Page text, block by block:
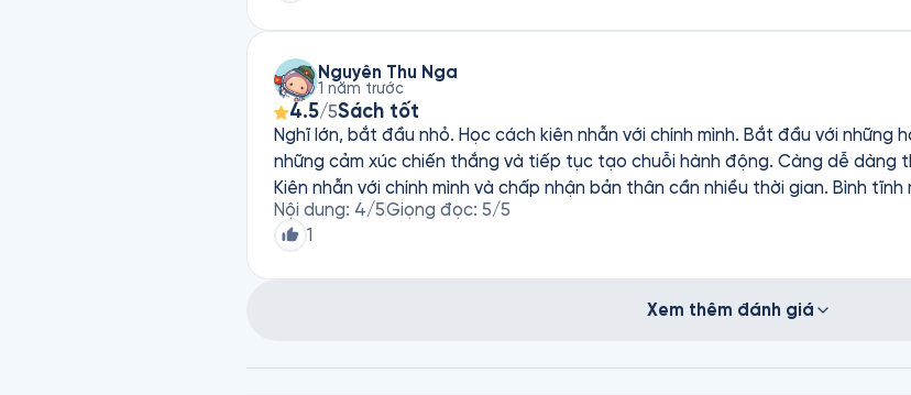
Nguyễn Thu Nga
1 năm trước
4.5/5Sách tốt
Nghĩ lớn, bắt đầu nhỏ. Học cách kiên nhẫn với chính mình. Bắt đầu với những
những cảm xúc chiến thắng và tiếp tục tạo chuỗi hành động. Càng dễ dàng
Kiên nhẫn với chính mình và chấp nhận bản thân cần nhiều thời gian. Bình tĩnh
Nội dung: 4/5Giọng đọc: 5/5
1
Xem thêm đánh giá